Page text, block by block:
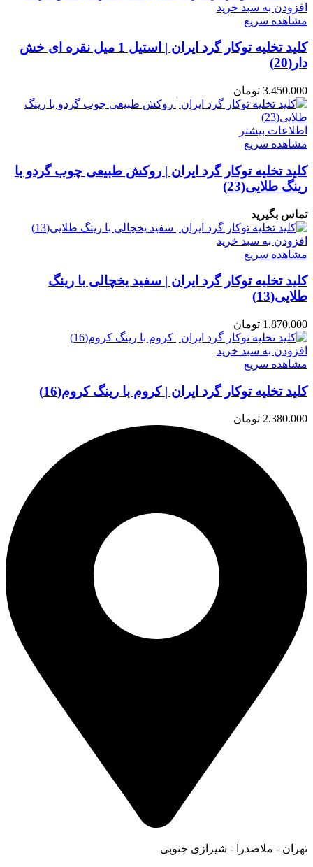
افزودن به سبد خرید
مشاهده سریع
کلید تخلیه توکار گرد ایران | استیل 1 میل نقره ای خش
دار(20)
3.450.000 تومان
اطلاعات بیشتر
مشاهده سریع
کلید تخلیه توکار گرد ایران | روکش طبیعی چوب گردو با
رینگ طلایی(23)
تماس بگیرید
افزودن به سبد خرید
مشاهده سریع
کلید تخلیه توکار گرد ایران | سفید یخچالی با رینگ
طلایی(13)
1.870.000 تومان
افزودن به سبد خرید
مشاهده سریع
کلید تخلیه توکار گرد ایران | کروم با رینگ کروم(16)
2.380.000 تومان
تهران - ملاصدرا - شیرازی جنوبی